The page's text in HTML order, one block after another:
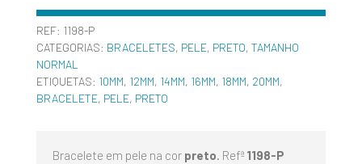
REF: 1198-P
CATEGORIAS: BRACELETES, PELE, PRETO, TAMANHO
NORMAL
ETIQUETAS: 10MM, 12MM, 14MM, 16MM, 18MM, 20MM,
BRACELETE, PELE, PRETO
Bracelete em pele na cor preto. Refª 1198-P